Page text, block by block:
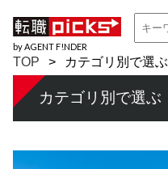
by AGENT F!NDER
TOP カテゴリ別で選ぶ
カテゴリ別で選ぶ